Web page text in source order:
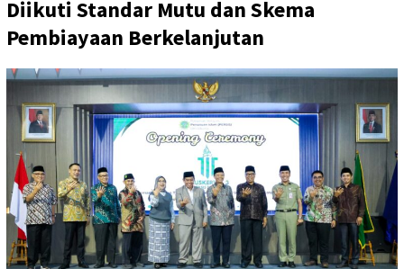
Diikuti Standar Mutu dan Skema
Pembiayaan Berkelanjutan